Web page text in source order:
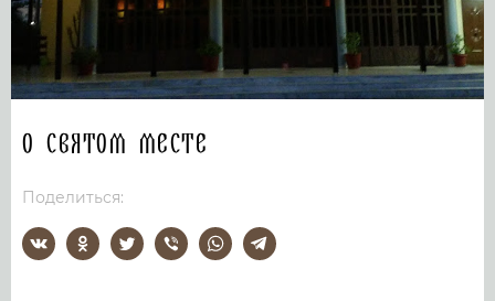
О святом месте
Поделиться: